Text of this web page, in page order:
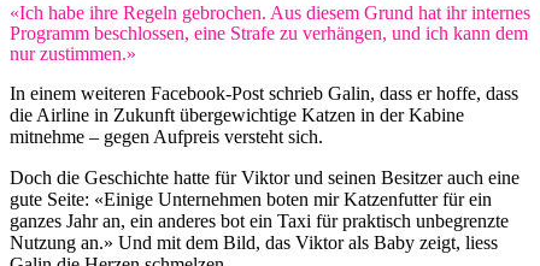
«Ich habe ihre Regeln gebrochen. Aus diesem Grund hat ihr internes
Programm beschlossen, eine Strafe zu verhängen, und ich kann dem
nur zustimmen.»
In einem weiteren Facebook-Post schrieb Galin, dass er hoffe, dass
die Airline in Zukunft übergewichtige Katzen in der Kabine
mitnehme – gegen Aufpreis versteht sich.
Doch die Geschichte hatte für Viktor und seinen Besitzer auch eine
gute Seite: «Einige Unternehmen boten mir Katzenfutter für ein
ganzes Jahr an, ein anderes bot ein Taxi für praktisch unbegrenzte
Nutzung an.» Und mit dem Bild, das Viktor als Baby zeigt, liess